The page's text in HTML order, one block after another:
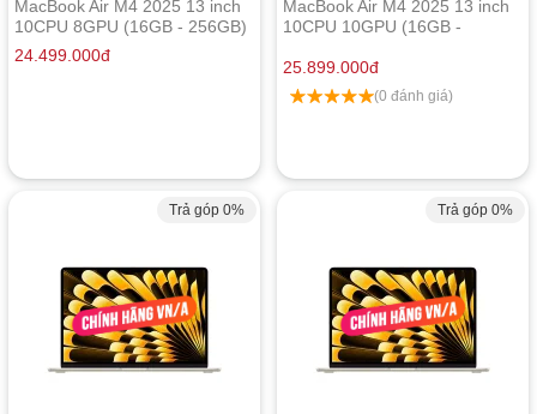
MacBook Air M4 2025 13 inch
10CPU 8GPU (16GB - 256GB)
- Chính hãng Apple Việt Nam
24.499.000đ
MacBook Air M4 2025 13 inch
10CPU 10GPU (16GB -
Việt Nam
25.899.000đ
(0 đánh giá)
Trả góp 0% Trả góp 0%